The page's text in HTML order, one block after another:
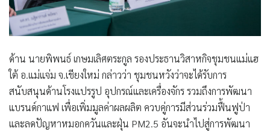
ด้าน นายพิพนธ์ เกษมเลิศตระกูล รองประธานวิสาหกิจชุมชนแม่แฮ
ใต้ อ.แม่แจ่ม จ.เชียงใหม่ กล่าวว่า ชุมชนหวังว่าจะได้รับการ
สนับสนุนด้านโรงแปรรูป อุปกรณ์และเครื่องจักร รวมถึงการพัฒนา
แบรนด์กาแฟ เพื่อเพิ่มมูลค่าผลผลิต ควบคู่การมีส่วนร่วมฟื้นฟูป่า
และลดปัญหาหมอกควันและฝุ่น PM2.5 อันจะนำไปสู่การพัฒนา